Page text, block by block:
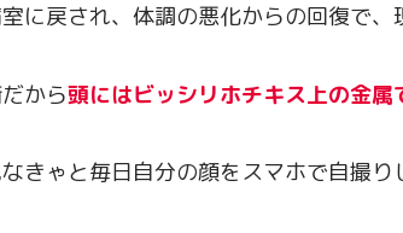
に戻され、体調の悪化からの回復で、
から頭にはビッシリホチキス上の金属
きゃと毎日自分の顔をスマホで自撮り